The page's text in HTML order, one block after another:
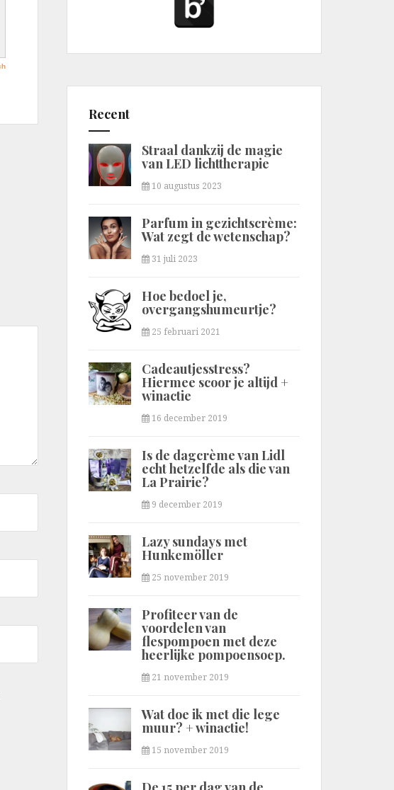
Recent
Straal dankzij de magie
van LED lichttherapie
10 augustus 2023
Parfum in gezichtscrème:
Wat zegt de wetenschap?
31 juli 2023
Hoe bedoel je,
overgangshumeurtje?
25 februari 2021
Cadeautjesstress?
Hiermee scoor je altijd +
winactie
16 december 2019
Is de dagcrème van Lidl
echt hetzelfde als die van
La Prairie?
9 december 2019
Lazy sundays met
Hunkemöller
25 november 2019
Profiteer van de
voordelen van
flespompoen met deze
heerlijke pompoensoep.
21 november 2019
Wat doe ik met die lege
muur? + winactie!
15 november 2019